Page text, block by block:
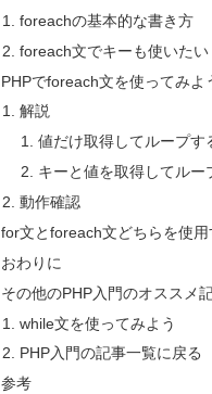
foreachの基本的な書き方
foreach文でキーも使いたい
PHPでforeach文を使ってみよ
解説
値だけ取得してループす
キーと値を取得してルー
動作確認
for文とforeach文どちらを使用
おわりに
その他のPHP入門のオススメ
while文を使ってみよう
PHP入門の記事一覧に戻る
参考